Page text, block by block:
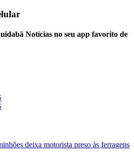
Notícias no seu app favorito de